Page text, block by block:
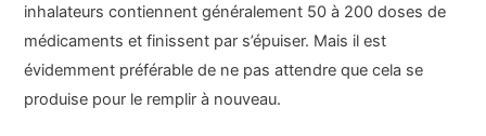
inhalateurs contiennent généralement 50 à 200 doses de
médicaments et finissent par s’épuiser. Mais il est
évidemment préférable de ne pas attendre que cela se
produise pour le remplir à nouveau.